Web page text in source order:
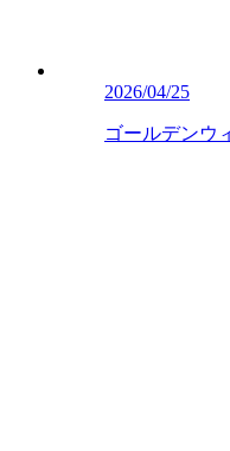
2026/04/25
ゴールデンウ